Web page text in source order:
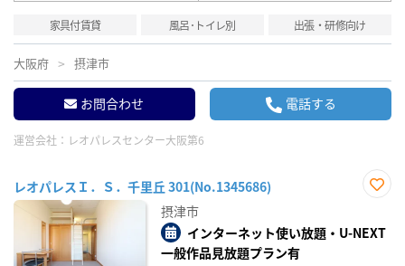
家具付賃貸 風呂･トイレ別 出張・研修向け
大阪府 摂津市
お問合わせ 電話する
運営会社： レオパレスセンター大阪第6
レオパレスＩ．Ｓ．千里丘 301(No.1345686)
り登
録
摂津市
インターネット使い放題・U-NEXT
一般作品見放題プラン有